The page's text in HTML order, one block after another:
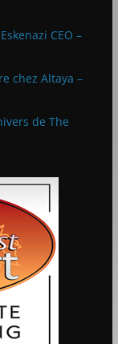
CEO –
chez Altaya –
de The